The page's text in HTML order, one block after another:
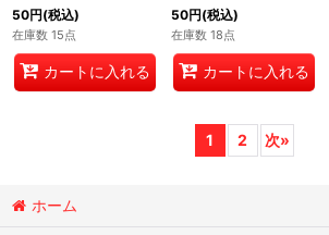
50円(税込)
在庫数 15点
カートに入れる
50円(税込)
在庫数 18点
カートに入れる
1 2 次»
ホーム